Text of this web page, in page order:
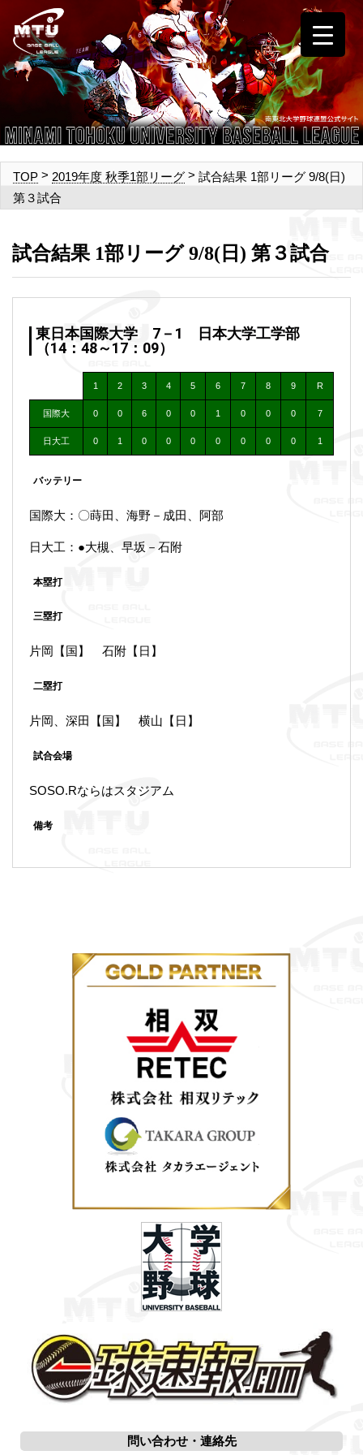
TOP > 2019年度 秋季1部リーグ > 試合結果 1部リーグ 9/8(日)
第３試合
試合結果 1部リーグ 9/8(日) 第３試合
東日本国際大学 7－1 日本大学工学部
（14：48～17：09）
1 2 3 4 5 6 7 8 9 R
国際大 0 0 6 0 0 1 0 0 0 7
日大工 0 1 0 0 0 0 0 0 0 1
バッテリー
国際大：〇蒔田、海野－成田、阿部
日大工：●大槻、早坂－石附
本塁打
三塁打
片岡【国】 石附【日】
二塁打
片岡、深田【国】 横山【日】
試合会場
SOSO.Rならはスタジアム
備考
問い合わせ・連絡先